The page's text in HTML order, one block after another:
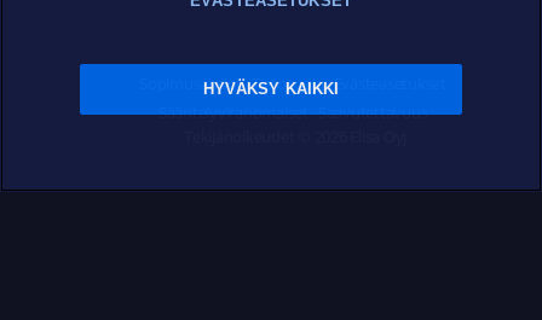
Sopimusehdot Tietosuoja Evästeasetukset
Sääntelyviranomaiset Saavutettavuus
HYVÄKSY KAIKKI